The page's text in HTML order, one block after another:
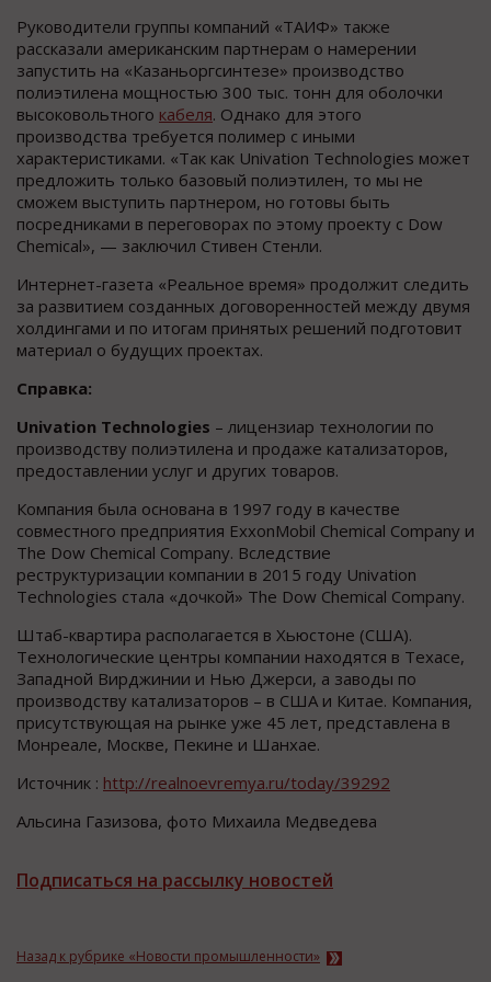
Руководители группы компаний «ТАИФ» также
рассказали американским партнерам о намерении
запустить на «Казаньоргсинтезе» производство
полиэтилена мощностью 300 тыс. тонн для оболочки
высоковольтного кабеля. Однако для этого
производства требуется полимер с иными
характеристиками. «Так как Univation Technologies может
предложить только базовый полиэтилен, то мы не
сможем выступить партнером, но готовы быть
посредниками в переговорах по этому проекту с Dow
Chemical», — заключил Стивен Стенли.
Интернет-газета «Реальное время» продолжит следить
за развитием созданных договоренностей между двумя
холдингами и по итогам принятых решений подготовит
материал о будущих проектах.
Справка:
Univation Technologies – лицензиар технологии по
производству полиэтилена и продаже катализаторов,
предоставлении услуг и других товаров.
Компания была основана в 1997 году в качестве
совместного предприятия ExxonMobil Chemical Company и
The Dow Chemical Company. Вследствие
реструктуризации компании в 2015 году Univation
Technologies стала «дочкой» The Dow Chemical Company.
Штаб-квартира располагается в Хьюстоне (США).
Технологические центры компании находятся в Техасе,
Западной Вирджинии и Нью Джерси, а заводы по
производству катализаторов – в США и Китае. Компания,
присутствующая на рынке уже 45 лет, представлена в
Монреале, Москве, Пекине и Шанхае.
Источник : http://realnoevremya.ru/today/39292
Альсина Газизова, фото Михаила Медведева
Подписаться на рассылку новостей
Назад к рубрике «Новости промышленности»